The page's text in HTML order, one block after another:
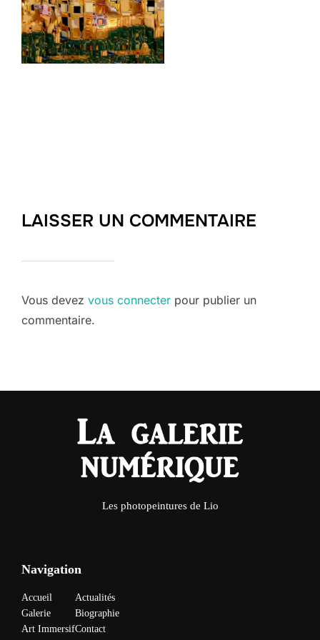
LAISSER UN COMMENTAIRE
Vous devez vous connecter pour publier un
commentaire.
Les photopeintures de Lio
Navigation
Accueil
Galerie
Art Immersif
Actualités
Biographie
Contact